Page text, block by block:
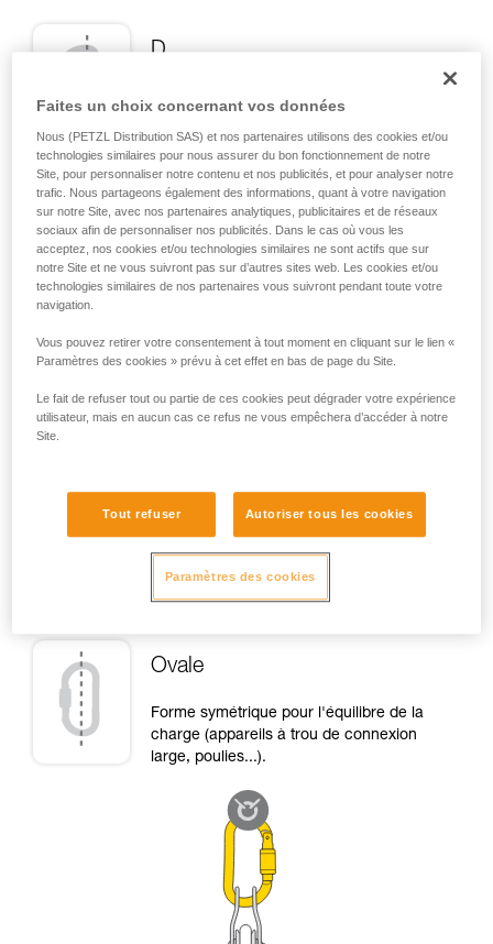
D
Positionnement de la charge dans l'axe de
fermé du corps. Adapté aux charges
simples (connexion d'appareils, connexion
à l'ancrage...).
Ovale
Forme symétrique pour l'équilibre de la
charge (appareils à trou de connexion
large, poulies...).
Faites un choix concernant vos données
Nous (PETZL Distribution SAS) et nos partenaires utilisons des cookies et/ou
technologies similaires pour nous assurer du bon fonctionnement de notre
Site, pour personnaliser notre contenu et nos publicités, et pour analyser notre
trafic. Nous partageons également des informations, quant à votre navigation
sur notre Site, avec nos partenaires analytiques, publicitaires et de réseaux
sociaux afin de personnaliser nos publicités. Dans le cas où vous les
acceptez, nos cookies et/ou technologies similaires ne sont actifs que sur
notre Site et ne vous suivront pas sur d’autres sites web. Les cookies et/ou
technologies similaires de nos partenaires vous suivront pendant toute votre
navigation.
Vous pouvez retirer votre consentement à tout moment en cliquant sur le lien «
Paramètres des cookies » prévu à cet effet en bas de page du Site.
Le fait de refuser tout ou partie de ces cookies peut dégrader votre expérience
utilisateur, mais en aucun cas ce refus ne vous empêchera d’accéder à notre
Site.
Tout refuser Autoriser tous les cookies
Paramètres des cookies